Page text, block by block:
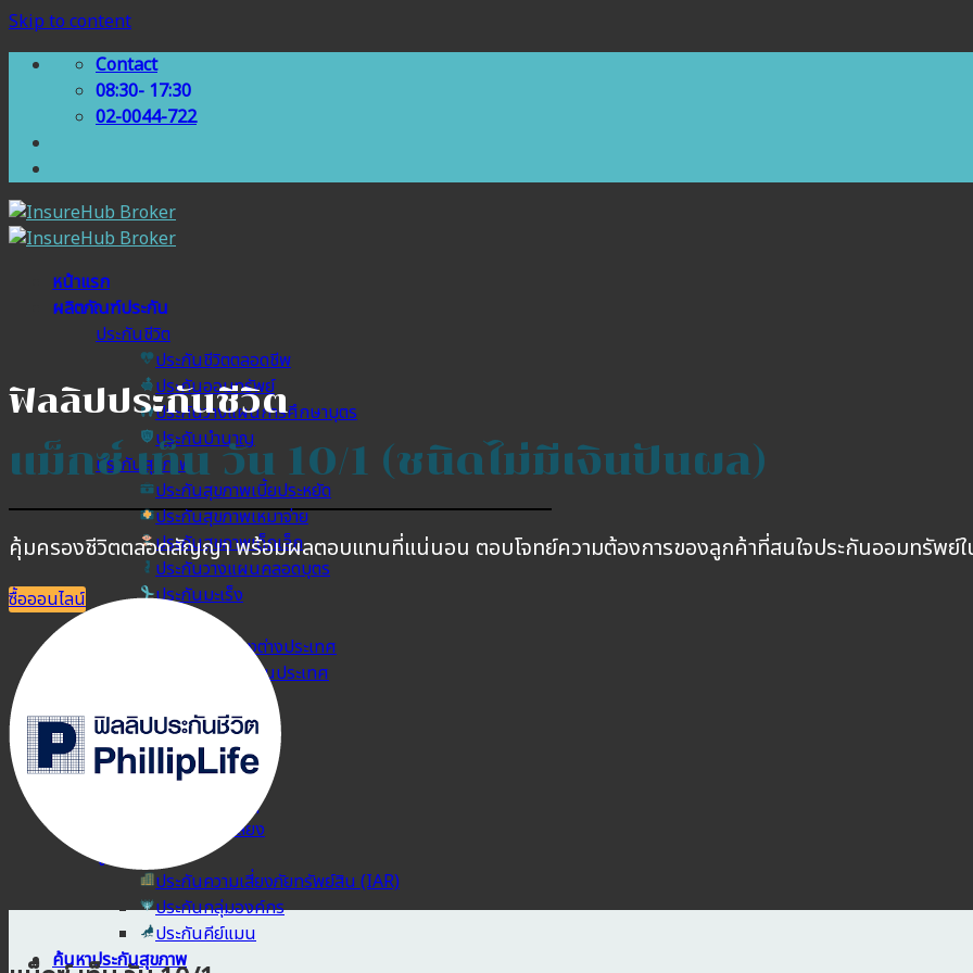
Skip to content
Contact
08:30- 17:30
02-0044-722
หน้าแรก
ผลิตภัณฑ์ประกัน
ประกันชีวิต
ประกันชีวิตตลอดชีพ
ประกันออมทรัพย์
ประกันวางแผนการศึกษาบุตร
ประกันบำนาญ
ประกันสุขภาพ
ประกันสุขภาพเบี้ยประหยัด
ประกันสุขภาพเหมาจ่าย
ประกันสุขภาพเด็กเล็ก
ประกันวางแผนคลอดบุตร
ประกันมะเร็ง
ประกันเดินทางต่างประเทศ
ประกันเดินทางในประเทศ
ประกันรถยนต์
พ.ร.บ. รถยนต์
ประกันอัคคีภัย
ประกันอุบัติเหตุ
ประกันสัตว์เลี้ยง
ลูกค้าองค์กร
ประกันความเสี่ยงภัยทรัพย์สิน (IAR)
ประกันกลุ่มองค์กร
ประกันคีย์แมน
ค้นหาประกันสุขภาพ
ฟิลลิปประกันชีวิต
แม็กซ์ เท็น วัน 10/1 (ชนิดไม่มีเงินปันผล)
คุ้มครองชีวิตตลอดสัญญา พร้อมผลตอบแทนที่แน่นอน ตอบโจทย์ความต้องการของลูกค้าที่สนใจประกันออมทรัพย์
ซื้อออนไลน์